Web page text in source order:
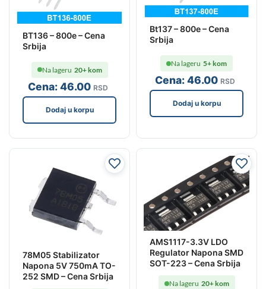
BT136 – 800e – Cena
Srbija
Cena:46.00 RSD
Na lageru 20+ kom
Dodaj u korpu
Bt137 – 800e – Cena
Srbija
Cena:46.00 RSD
Na lageru 5+ kom
Dodaj u korpu
78M05 Stabilizator
Napona 5V 750mA TO-
252 SMD – Cena Srbija
AMS1117-3.3V LDO
Regulator Napona SMD
SOT-223 – Cena Srbija
Na lageru 20+ kom